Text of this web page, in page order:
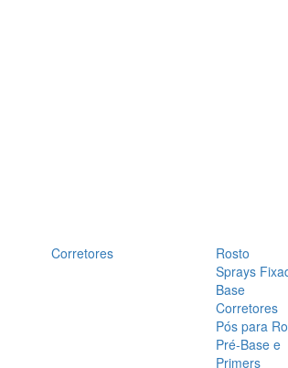
Corretores
Rosto
Sprays
Base
Corretores
Pós para
Pré-Base e
Primers